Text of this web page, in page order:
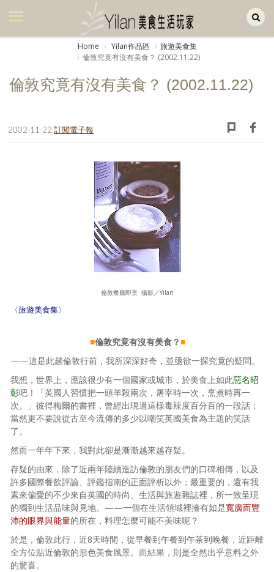
美食集
廚房集
旅遊美食集
影音區
歷史區
關於Yilan
個人著作
活動實況記錄
媒體報導一覽
合作與代言
訂閱電子報
Home Yilan作品區
旅遊美食集
倫敦究竟有沒有美食？ (2002.11.22)
倫敦究竟有沒有美食？ (2002.11.22)
2002-11-22 訂閱電子報
倫敦餐廳即景 攝影／Yilan
〈旅遊美食集〉
■倫敦究竟有沒有美食？■
——這是此趟倫敦行前，我所深深好奇，並亟欲一探究竟的疑問。
我想，世界上，應該很少有一個國家或城市，於美食上如此惡名昭
彰吧！「英國人習慣把一頭羊殺兩次，屠宰時一次，烹煮時再一
次。」彼得梅爾的書裡，曾經出現過這樣毒辣度百分百的一段話；
當然更不要說從古至今流傳的多少以嘲笑英國美食為主題的笑話
了。
然而一年年下來，我對此卻是漸漸越來越存疑。
存疑的由來，除了近兩年陸續造訪倫敦的朋友們的口碑相傳，以及
許多國際餐飲評論、評鑑指南的正面評析以外；最重要的，還有我
素來偏愛的不少來自英國的時尚、生活與旅遊雜誌裡，所一致呈現
的獨到生活品味與見地。——一個在生活領域裡擁有如是寬廣而豐
沛的眼界與能量的所在，料理怎麼可能不美味呢？
於是，倫敦此行，近8天時間，從早餐到午餐到午茶到晚餐，近距離
全方位貼近倫敦的形色美食風景。而結果，則是全然出乎意料之外
的驚喜。